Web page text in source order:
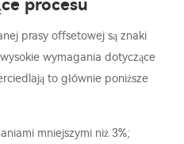
procesu
prasy offsetowej są znaki
wymagania dotyczące
to głównie poniższe
mniejszymi niż 3%;